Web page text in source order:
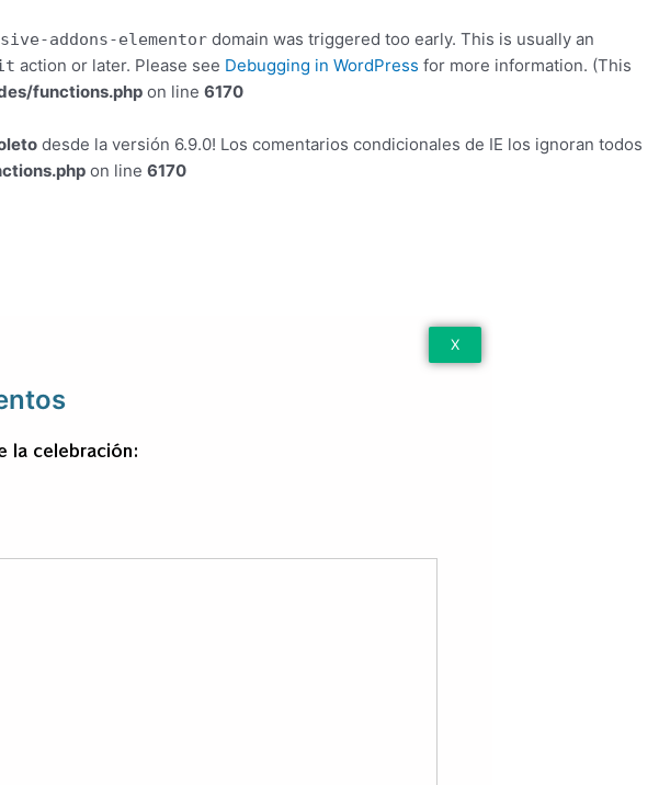
addons-elementor domain was triggered too early. This is usually an
action or later. Please see Debugging in WordPress for more information. (This
functions.php on line 6170
desde la versión 6.9.0! Los comentarios condicionales de IE los ignoran todos
on line 6170
X
la celebración: